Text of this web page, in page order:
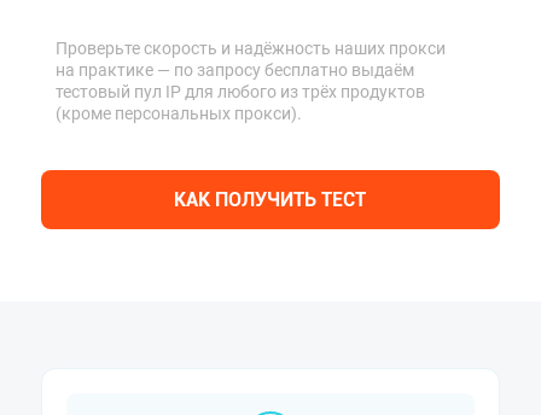
Проверьте скорость и надёжность наших прокси
на практике — по запросу бесплатно выдаём
тестовый пул IP для любого из трёх продуктов
(кроме персональных прокси).
КАК ПОЛУЧИТЬ ТЕСТ